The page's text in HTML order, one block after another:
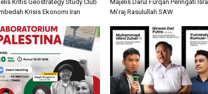
Kritis Geostrategy Study Club
Krisis Ekonomi Iran
Majelis Darul Furqan Peringati Isra
Mi’raj Rasulullah SAW